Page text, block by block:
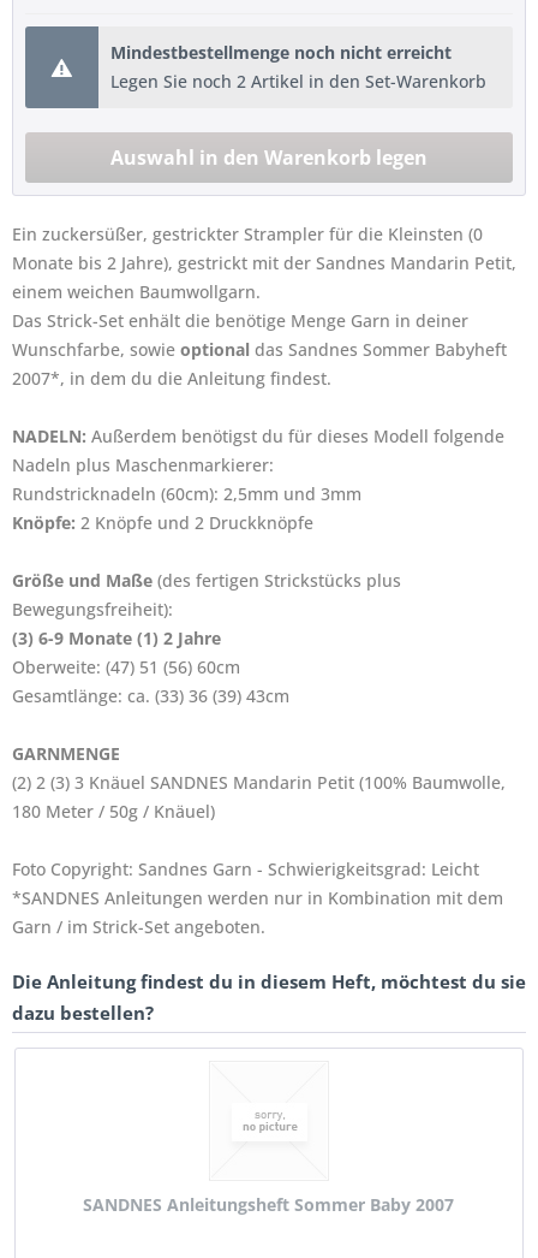
Mindestbestellmenge noch nicht erreicht
Legen Sie noch 2 Artikel in den Set-Warenkorb
Ein zuckersüßer, gestrickter Strampler für die Kleinsten (0
Monate bis 2 Jahre), gestrickt mit der Sandnes Mandarin Petit,
einem weichen Baumwollgarn.
Das Strick-Set enhält die benötige Menge Garn in deiner
Wunschfarbe, sowie optional das Sandnes Sommer Babyheft
2007*, in dem du die Anleitung findest.
NADELN: Außerdem benötigst du für dieses Modell folgende
Nadeln plus Maschenmarkierer:
Rundstricknadeln (60cm): 2,5mm und 3mm
Knöpfe: 2 Knöpfe und 2 Druckknöpfe
Größe und Maße (des fertigen Strickstücks plus
Bewegungsfreiheit):
(3) 6-9 Monate (1) 2 Jahre
Oberweite: (47) 51 (56) 60cm
Gesamtlänge: ca. (33) 36 (39) 43cm
GARNMENGE
(2) 2 (3) 3 Knäuel SANDNES Mandarin Petit (100% Baumwolle,
180 Meter / 50g / Knäuel)
Foto Copyright: Sandnes Garn - Schwierigkeitsgrad: Leicht
*SANDNES Anleitungen werden nur in Kombination mit dem
Garn / im Strick-Set angeboten.
Die Anleitung findest du in diesem Heft, möchtest du sie
dazu bestellen?
SANDNES Anleitungsheft Sommer Baby 2007